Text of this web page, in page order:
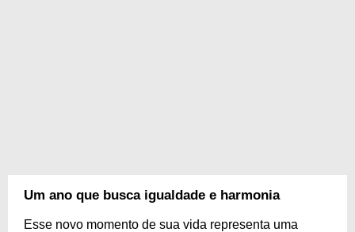
Um ano que busca igualdade e harmonia
Esse novo momento de sua vida representa uma